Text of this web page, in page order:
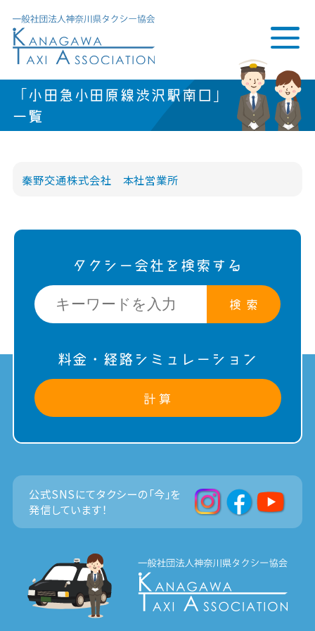
「小田急小田原線渋沢駅南口」
一覧
秦野交通株式会社 本社営業所
タクシー会社を検索する
検 索
料金・経路シミュレーション
計 算
公式SNSにてタクシーの「今」を
発信しています！